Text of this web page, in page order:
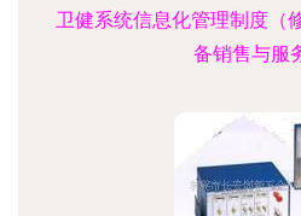
卫健系统信息化管理制度（
备销售与服